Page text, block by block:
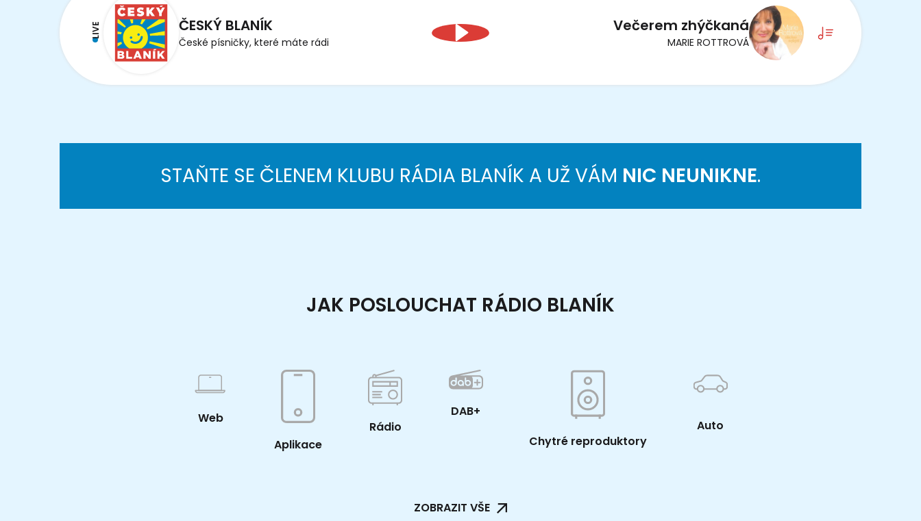
LIVE ČESKÝ BLANÍK
České písničky, které máte rádi
Večerem zhýčkaná
MARIE ROTTROVÁ
STAŇTE SE ČLENEM KLUBU RÁDIA BLANÍK A UŽ VÁM NIC NEUNIKNE.
JAK POSLOUCHAT RÁDIO BLANÍK
Web
Aplikace
Rádio
DAB+
Chytré reproduktory
Auto
ZOBRAZIT VŠE